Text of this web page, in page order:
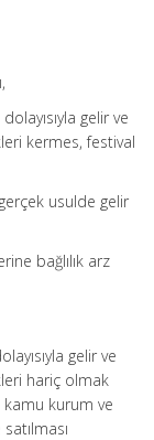
gelir ve
kermes, festival
usulde gelir
bağlılık arz
gelir ve
hariç olmak
kamu kurum ve